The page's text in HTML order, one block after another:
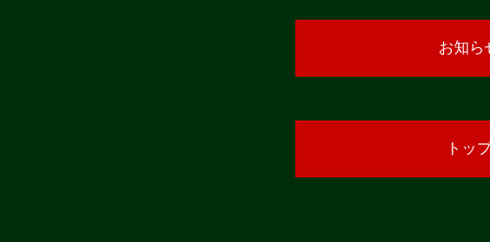
お知ら
トッ